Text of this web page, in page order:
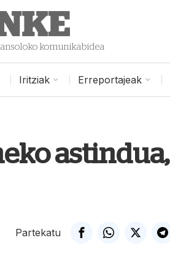
komunikabidea
Iritziak Erreportajeak
astindua,
Partekatu